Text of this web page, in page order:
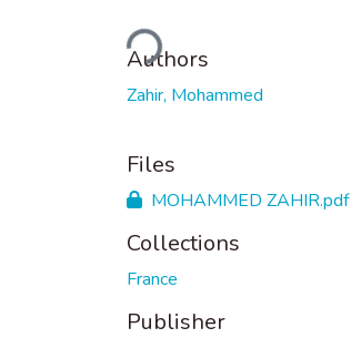
Loading...
Authors
Zahir, Mohammed
Files
MOHAMMED ZAHIR.pdf
Collections
France
Publisher